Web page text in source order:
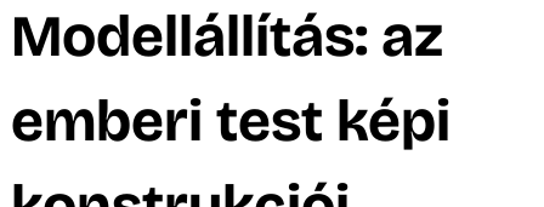
Modellállítás: az
emberi test képi